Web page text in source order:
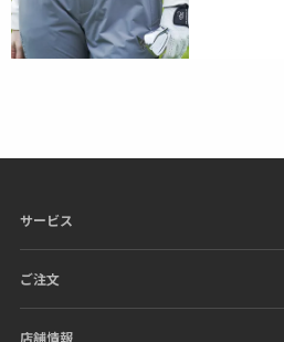
サービス
ご注文
店舗情報